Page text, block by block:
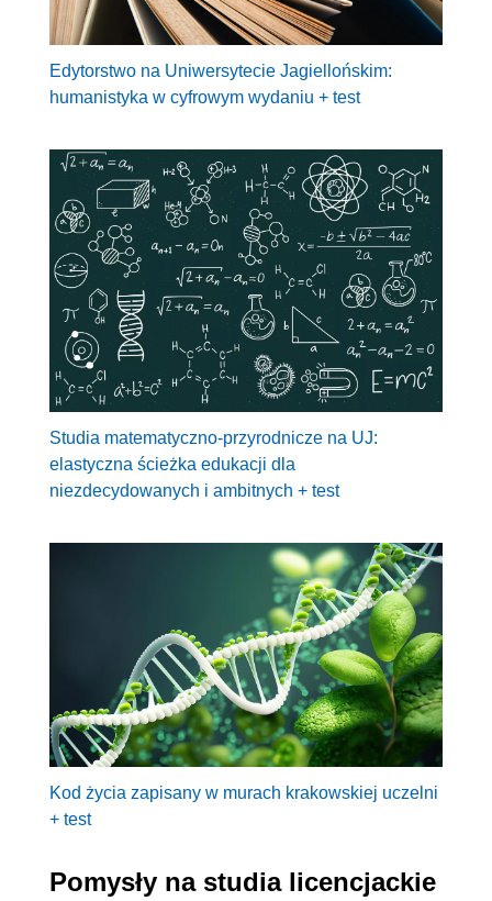
Edytorstwo na Uniwersytecie Jagiellońskim:
humanistyka w cyfrowym wydaniu + test
Studia matematyczno-przyrodnicze na UJ:
elastyczna ścieżka edukacji dla
niezdecydowanych i ambitnych + test
Kod życia zapisany w murach krakowskiej uczelni
+ test
Pomysły na studia licencjackie